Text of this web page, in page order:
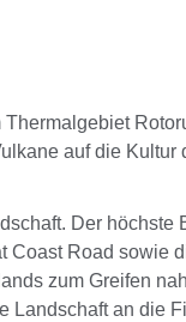
auf die
Der
Road sowie
zum Greifen
an die